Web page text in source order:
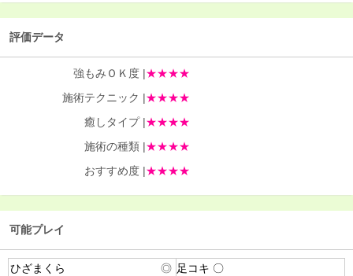
評価データ
強もみＯＫ度 |★★★★
施術テクニック |★★★★
癒しタイプ |★★★★
施術の種類 |★★★★
おすすめ度 |★★★★
可能プレイ
ひざまくら ◎ 足コキ 〇